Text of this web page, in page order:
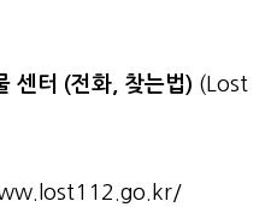
센터 (전화, 찾는법) (Lost